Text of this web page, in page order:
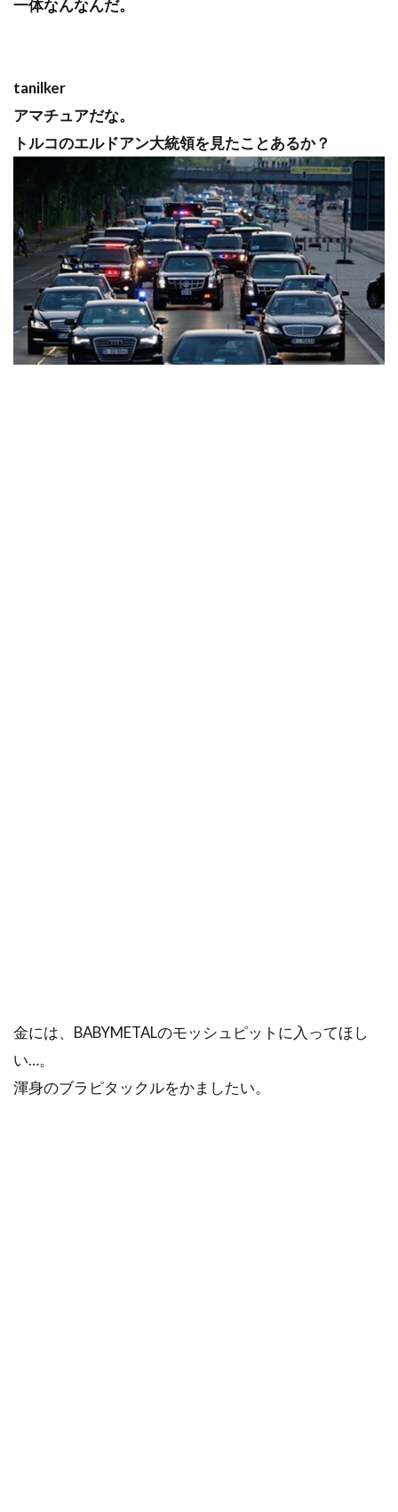
一体なんなんだ。
tanilker
アマチュアだな。
トルコのエルドアン大統領を見たことあるか？
金には、BABYMETALのモッシュピットに入ってほし
い…。
渾身のブラピタックルをかましたい。